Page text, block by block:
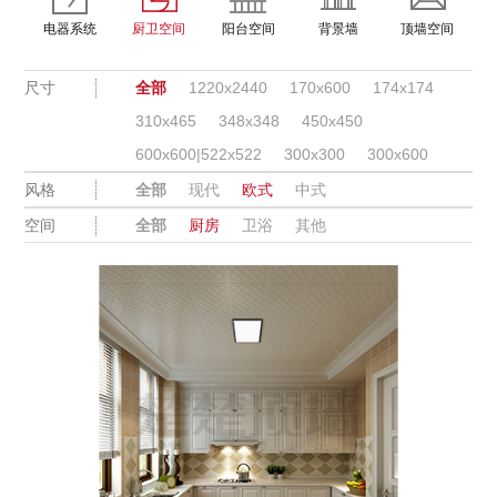
电器系统 厨卫空间 阳台空间 背景墙 顶墙空间
尺寸 全部 1220x2440 170x600
174x174
310x465
348x348
450x450
600x600|522x522
300x300
300x600
风格
全部 现代 欧式
中式
空间
全部 厨房 卫浴 其他